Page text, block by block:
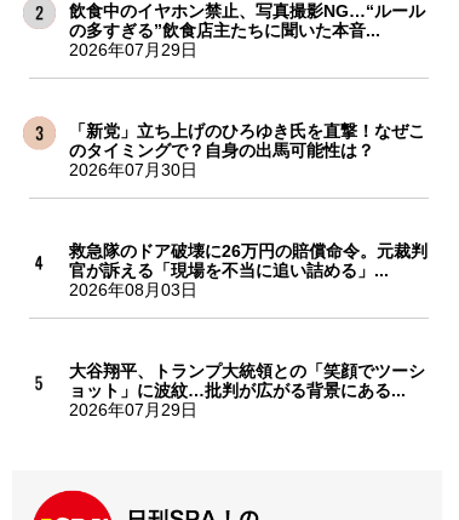
飲食中のイヤホン禁止、写真撮影NG…“ルール
の多すぎる”飲食店主たちに聞いた本音...
2026年07月29日
「新党」立ち上げのひろゆき氏を直撃！なぜこ
のタイミングで？自身の出馬可能性は？
2026年07月30日
救急隊のドア破壊に26万円の賠償命令。元裁判
官が訴える「現場を不当に追い詰める」...
2026年08月03日
大谷翔平、トランプ大統領との「笑顔でツーシ
ョット」に波紋…批判が広がる背景にある...
2026年07月29日